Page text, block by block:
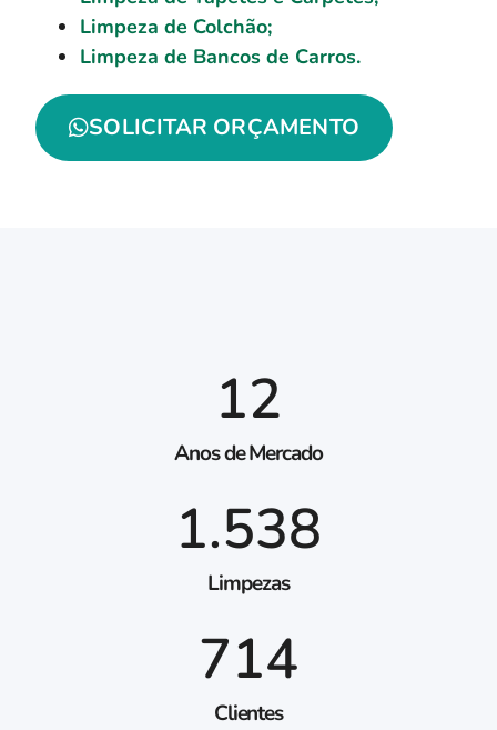
Limpeza de Colchão;
Limpeza de Bancos de Carros.
SOLICITAR ORÇAMENTO
Anos de Mercado
12
Limpezas
1.538
Clientes
714